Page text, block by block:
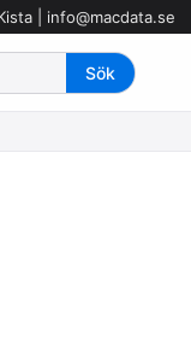
| info@macdata.se